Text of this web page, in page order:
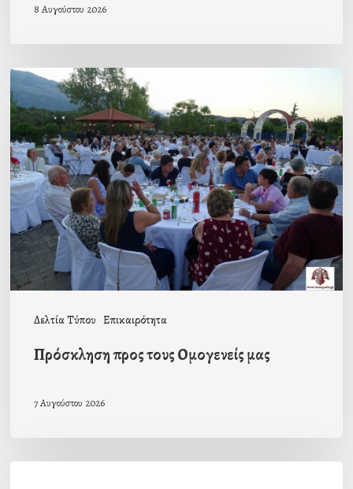
8 Αυγούστου 2026
Δελτία Τύπου Επικαιρότητα
Πρόσκληση
προς
τους
Ομογενείς
μας
Πρόσκληση προς τους Ομογενείς μας
7 Αυγούστου 2026